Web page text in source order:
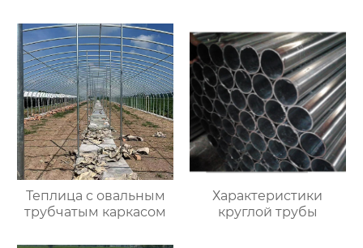
Теплица с овальным
трубчатым каркасом
Характеристики
круглой трубы